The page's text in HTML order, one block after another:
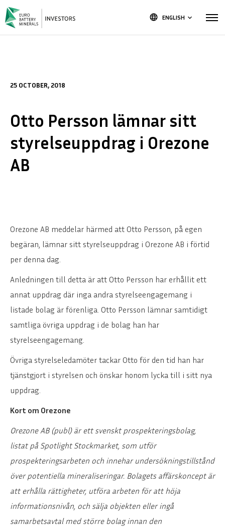
language ENGLISH keyboard_arrow_down
25 OCTOBER, 2018
Otto Persson lämnar sitt
styrelseuppdrag i Orezone
AB
Orezone AB meddelar härmed att Otto Persson, på egen
begäran, lämnar sitt styrelseuppdrag i Orezone AB i förtid
per denna dag.
Anledningen till detta är att Otto Persson har erhållit ett
annat uppdrag där inga andra styrelseengagemang i
listade bolag är förenliga. Otto Persson lämnar samtidigt
samtliga övriga uppdrag i de bolag han har
styrelseengagemang.
Övriga styrelseledamöter tackar Otto för den tid han har
tjänstgjort i styrelsen och önskar honom lycka till i sitt nya
uppdrag.
Kort om Orezone
Orezone AB (publ) är ett svenskt prospekteringsbolag,
listat på Spotlight Stockmarket, som utför
prospekteringsarbeten och innehar undersökningstillstånd
över potentiella mineraliseringar. Bolagets affärskoncept är
att erhålla rättigheter, utföra arbeten för att höja
informationsnivån, och sälja objekten eller ingå
samarbetsavtal med större bolag innan den